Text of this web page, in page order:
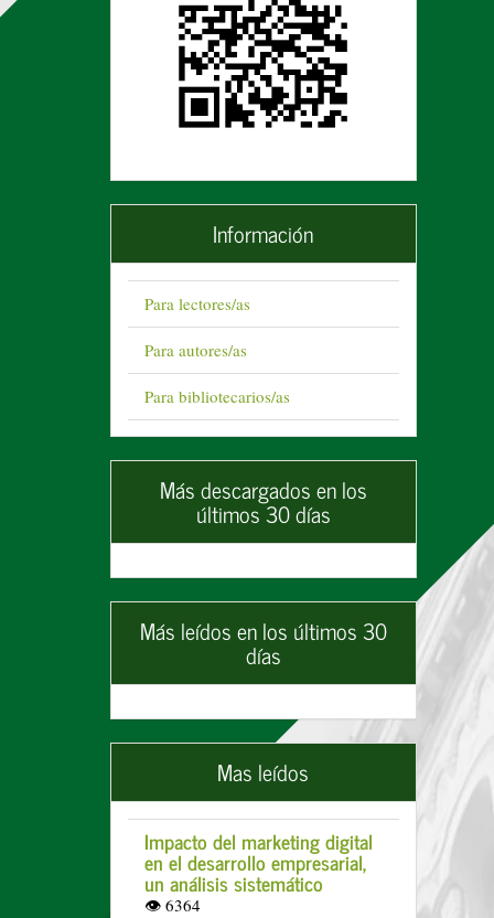
Información
Para lectores/as
Para autores/as
Para bibliotecarios/as
Más descargados en los
últimos 30 días
Más leídos en los últimos 30
días
Mas leídos
Impacto del marketing digital
en el desarrollo empresarial,
un análisis sistemático
👁 6364